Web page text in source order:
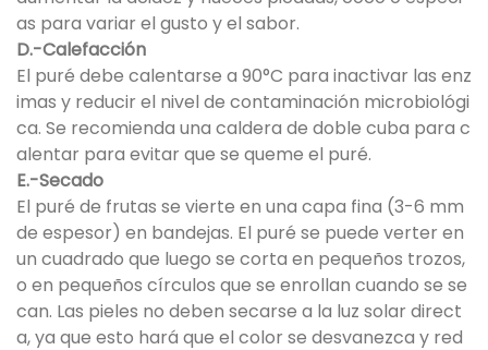
as para variar el gusto y el sabor.
D.-Calefacción
El puré debe calentarse a 90°C para inactivar las enz
imas y reducir el nivel de contaminación microbiológi
ca. Se recomienda una caldera de doble cuba para c
alentar para evitar que se queme el puré.
E.-Secado
El puré de frutas se vierte en una capa fina (3-6 mm
de espesor) en bandejas. El puré se puede verter en
un cuadrado que luego se corta en pequeños trozos,
o en pequeños círculos que se enrollan cuando se se
can. Las pieles no deben secarse a la luz solar direct
a, ya que esto hará que el color se desvanezca y red